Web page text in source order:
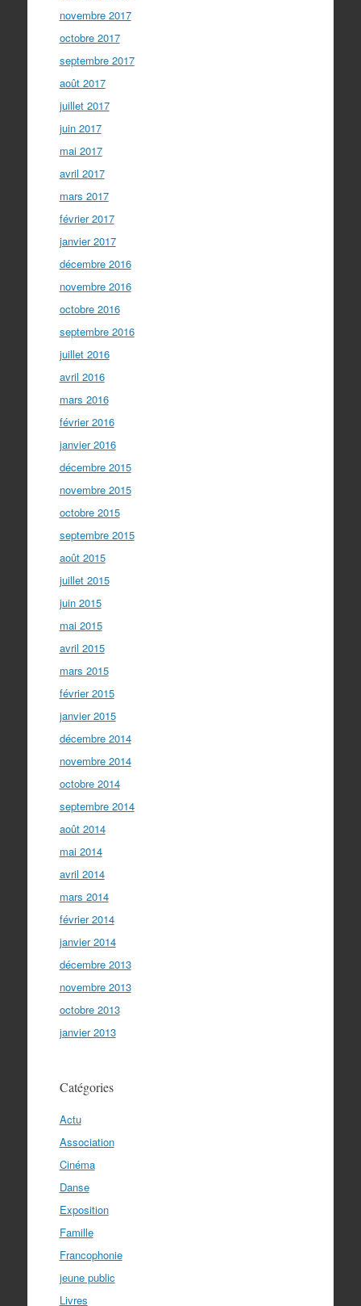
novembre 2017
octobre 2017
septembre 2017
août 2017
juillet 2017
juin 2017
mai 2017
avril 2017
mars 2017
février 2017
janvier 2017
décembre 2016
novembre 2016
octobre 2016
septembre 2016
juillet 2016
avril 2016
mars 2016
février 2016
janvier 2016
décembre 2015
novembre 2015
octobre 2015
septembre 2015
août 2015
juillet 2015
juin 2015
mai 2015
avril 2015
mars 2015
février 2015
janvier 2015
décembre 2014
novembre 2014
octobre 2014
septembre 2014
août 2014
mai 2014
avril 2014
mars 2014
février 2014
janvier 2014
décembre 2013
novembre 2013
octobre 2013
janvier 2013
Catégories
Actu
Association
Cinéma
Danse
Exposition
Famille
Francophonie
jeune public
Livres